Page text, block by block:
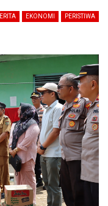
EKONOMI PERISTIWA